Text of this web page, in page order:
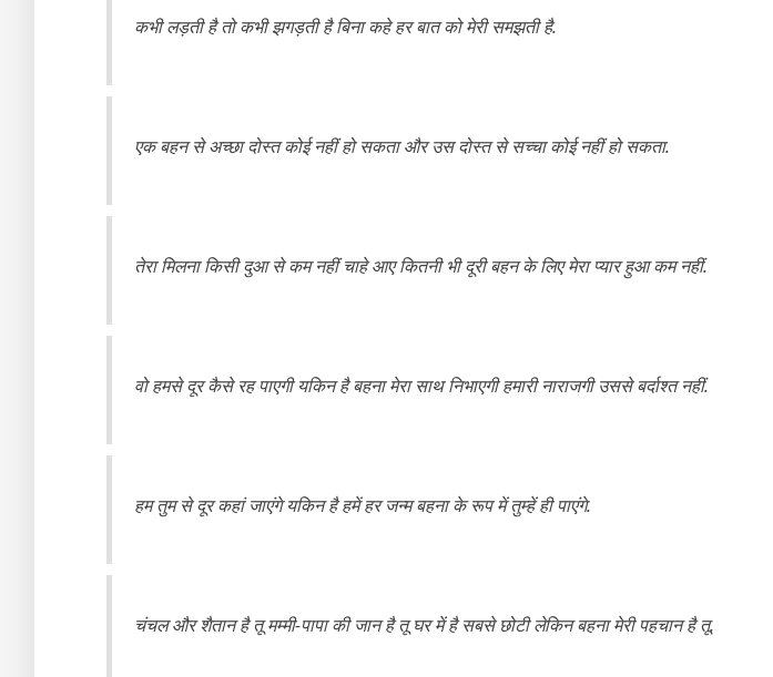
कभी लड़ती है तो कभी झगड़ती है बिना कहे हर बात को मेरी समझती है.
एक बहन से अच्छा दोस्त कोई नहीं हो सकता और उस दोस्त से सच्चा कोई नहीं हो सकता.
तेरा मिलना किसी दुआ से कम नहीं चाहे आए कितनी भी दूरी बहन के लिए मेरा प्यार हुआ कम नहीं.
वो हमसे दूर कैसे रह पाएगी यकिन है बहना मेरा साथ निभाएगी हमारी नाराजगी उससे बर्दाश्त नहीं.
हम तुम से दूर कहां जाएंगे यकिन है हमें हर जन्म बहना के रूप में तुम्हें ही पाएंगे.
चंचल और शैतान है तू मम्मी-पापा की जान है तू घर में है सबसे छोटी लेकिन बहना मेरी पहचान है तू.